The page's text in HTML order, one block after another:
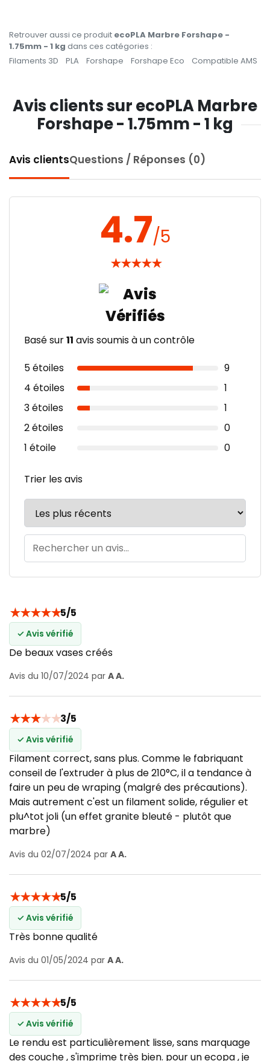
Retrouver aussi ce produit ecoPLA Marbre Forshape -
1.75mm - 1 kg dans ces catégories :
Filaments 3D
PLA Forshape Forshape Eco Compatible AMS
Avis clients sur ecoPLA Marbre
Forshape - 1.75mm - 1 kg
Avis clientsQuestions / Réponses (0)
4.7/5
★★★★★
Basé sur11 avis soumis à un contrôle
5 étoiles
9
4 étoiles
1
3 étoiles
1
2 étoiles
0
1 étoile
0
Trier les avis
★★★★★5/5
✓ Avis vérifié
De beaux vases créés
Avis du 10/07/2024 par A A.
★★★★★3/5
✓ Avis vérifié
Filament correct, sans plus. Comme le fabriquant
conseil de l'extruder à plus de 210°C, il a tendance à
faire un peu de wraping (malgré des précautions).
Mais autrement c'est un filament solide, régulier et
plu^tot joli (un effet granite bleuté - plutôt que
marbre)
Avis du 02/07/2024 par A A.
★★★★★5/5
✓ Avis vérifié
Très bonne qualité
Avis du 01/05/2024 par A A.
★★★★★5/5
✓ Avis vérifié
Le rendu est particulièrement lisse, sans marquage
des couche , s'imprime très bien. pour un ecopa , je